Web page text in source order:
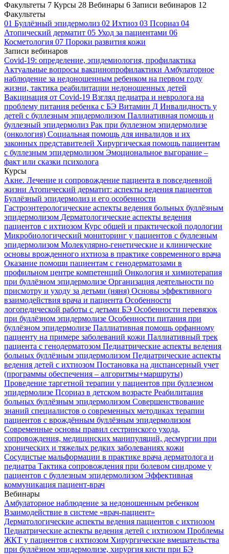
Факультеты 7 Курсы 28 Вебинары 6 Записи вебинаров 12
Факультеты
01 Буллёзный эпидермолиз 02 Ихтиоз 03 Псориаз 04
Атопический дерматит 05 Уход за пациентами 06
Косметология 07 Пороки развития кожи
Записи вебинаров
Covid-19: определение, эпидемиология, профилактика
Актуальные вопросы вакцинопрофилактики Амбулаторное
наблюдение за недоношенным ребенком на первом году
жизни, тактика реабилитации недоношенных детей
Вакцинация от Covid-19 Взгляд педиатра и невролога на
проблему питания ребенка с БЭ Витамин Д Инвалидность у
детей с буллезным эпидермолизом Паллиативная помощь и
буллезный эпидермолиз Рак при буллезном эпидермолизе
(онкология) Социальная помощь для инвалидов и их
законных представителей Хирургическая помощь пациентам
с буллезным эпидермолизом Эмоциональное выгорание –
факт или сказки психолога
Курсы
Акне. Лечение и сопровождение пациента в повседневной
жизни Атопический дерматит: аспекты ведения пациентов
Буллёзный эпидермолиз и его особенности
Гастроэнтерологические аспекты ведения больных буллёзным
эпидермолизом Дерматологические аспекты ведения
пациентов с ихтиозом Курс общей и практической подологии
Микробиологический мониторинг у пациентов с буллезным
эпидермолизом Молекулярно-генетические и клинические
основы врожденного ихтиоза в практике современного врача
Оказание помощи пациентам с генодерматозами в
профильном центре компетенций Онкология и химиотерапия
при буллёзном эпидермолизе Организация деятельности по
присмотру и уходу за детьми (няня) Основы эффективного
взаимодействия врача и пациента Особенности
логопедической работы с детьми БЭ Особенности перевязок
при буллёзном эпидермолизе Особенности питания при
буллёзном эпидермолизе Паллиативная помощь орфанному
пациенту на примере заболеваний кожи Паллиативный трек
пациента с генодерматозом Педиатрические аспекты ведения
больных буллёзным эпидермолизом Педиатрические аспекты
ведения детей с ихтиозом Постановка на диспансерный учет
(программы обеспечения – алгоритмы+маршруты)
Проведение таргетной терапии у пациентов при буллезном
эпидермолизе Псориаз в детском возрасте Реабилитация
больных буллёзным эпидермолизом Совершенствование
знаний специалистов о современных методиках терапии
пациентов с врождённым буллёзным эпидермолизом
Современные основы правил сестринского ухода,
сопровождения, медицинских манипуляций, десмургии при
хронических и тяжелых редких заболеваниях кожи
Сосудистые мальформации в практике врача дерматолога и
педиатра Тактика сопровождения при болевом синдроме у
пациентов с буллезным эпидермолизом Эффективная
коммуникация пациент-врач
Вебинары
Амбулаторное наблюдение за недоношенным ребенком
Взаимодействие в системе «врач-пациент»
Дерматологические аспекты ведения пациентов с ихтиозом
Педиатрические аспекты ведения детей с ихтиозом Проблемы
ЖКТ у пациентов с ихтиозом Хирургические вмешательства
при буллёзном эпидермолизе, хирургия кисти при БЭ